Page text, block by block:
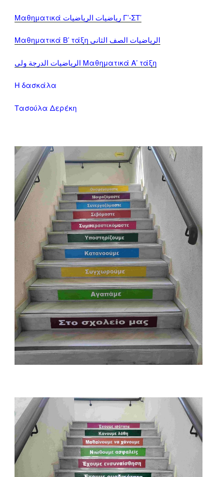
Μαθηματικά ریاضیات الرياضيات Γ’-ΣΤ’
Μαθηματικά Β’ τάξη الریاضيات الصف الثاني
الرياضيات الدرجة ولى Μαθηματικά Α’ τάξη
Η δασκάλα
Τασούλα Δερέκη